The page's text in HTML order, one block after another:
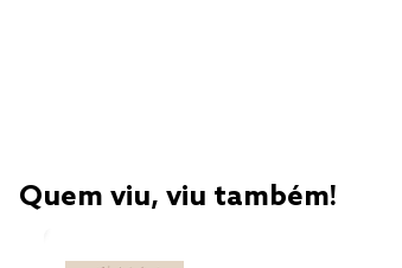
Quem viu, viu também!